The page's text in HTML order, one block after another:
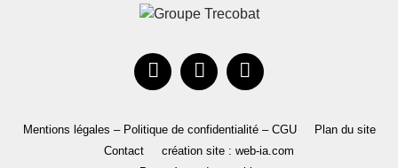
Mentions légales – Politique de confidentialité – CGU
Plan du site
Contact
création site : web-ia.com